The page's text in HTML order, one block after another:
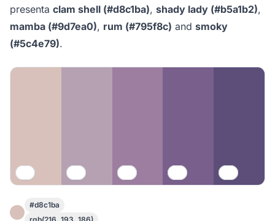
presenta clam shell (#d8c1ba), shady lady (#b5a1b2),
mamba (#9d7ea0), rum (#795f8c) and smoky
(#5c4e79).
#d8c1ba